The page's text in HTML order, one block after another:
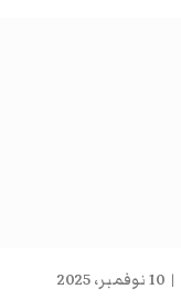
10 نوفمبر، 2025